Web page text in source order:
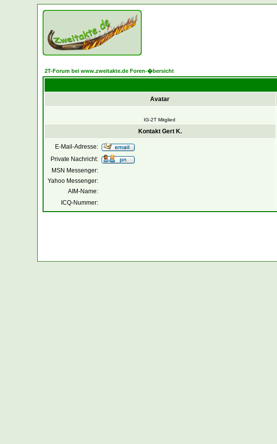
2T-Forum bei www.zweitakte.de Foren-�bersicht
Avatar
IG-2T Mitglied
Kontakt Gert K.
E-Mail-Adresse:
Private Nachricht:
MSN Messenger:
Yahoo Messenger:
AIM-Name:
ICQ-Nummer: